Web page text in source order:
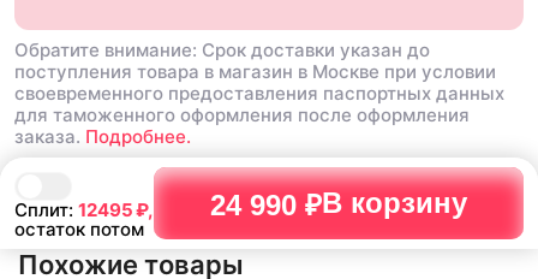
Сплит: 12495₽,
остаток потом
24 990 ₽В корзину
Обратите внимание: Срок доставки указан до
поступления товара в магазин в Москве при условии
своевременного предоставления паспортных данных
для таможенного оформления после оформления
заказа. Подробнее.
Похожие товары